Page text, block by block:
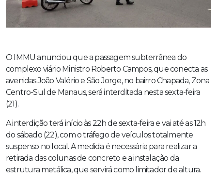
O IMMU anunciou que a passagem subterrânea do
complexo viário Ministro Roberto Campos, que conecta as
avenidas João Valério e São Jorge, no bairro Chapada, Zona
Centro-Sul de Manaus, será interditada nesta sexta-feira
(21).
A interdição terá início às 22h de sexta-feira e vai até as 12h
do sábado (22), com o tráfego de veículos totalmente
suspenso no local. A medida é necessária para realizar a
retirada das colunas de concreto e a instalação da
estrutura metálica, que servirá como limitador de altura.